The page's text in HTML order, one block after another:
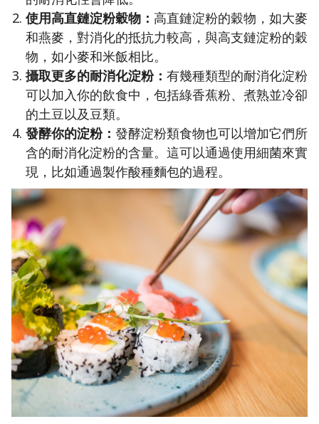
使用高直鏈淀粉穀物： 高直鏈淀粉的穀物，如大麥
和燕麥，對消化的抵抗力較高，與高支鏈淀粉的穀
物，如小麥和米飯相比。
攝取更多的耐消化淀粉： 有幾種類型的耐消化淀粉
可以加入你的飲食中，包括綠香蕉粉、煮熟並冷卻
的土豆以及豆類。
發酵你的淀粉： 發酵淀粉類食物也可以增加它們所
含的耐消化淀粉的含量。這可以通過使用細菌來實
現，比如通過製作酸種麵包的過程。